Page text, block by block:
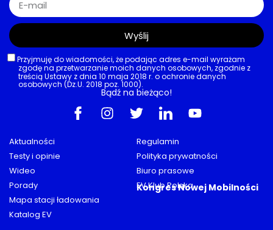
Aktualności
Testy i opinie
Wideo
Porady
Mapa stacji ładowania
Katalog EV
Regulamin
Polityka prywatności
Biuro prasowe
EV Klub Polska
Kongres Nowej Mobilności
Przyjmuję do wiadomości, że podając adres e-mail wyrażam
zgodę na przetwarzanie moich danych osobowych, zgodnie z
treścią Ustawy z dnia 10 maja 2018 r. o ochronie danych
osobowych (Dz.U. 2018 poz. 1000).
Wyślij
Bądź na bieżąco!